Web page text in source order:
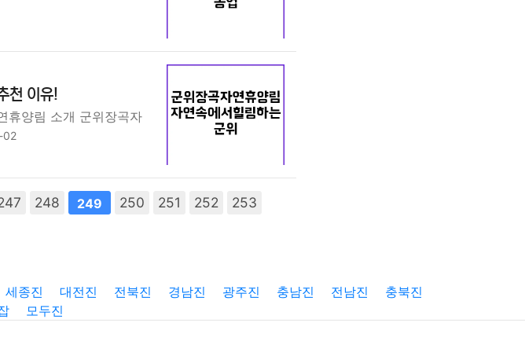
천 이유!
휴양림 소개 군위장곡자
02
248 249 250 251 252
253
세종진 대전진 전북진 경남진 광주진 충남진 전남진
충북진
모두진